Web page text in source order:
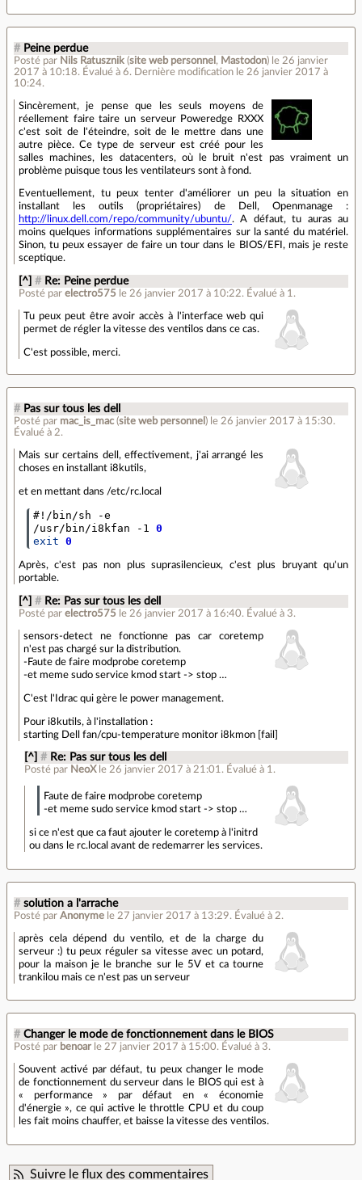
# Peine perdue
Posté par Nils Ratusznik (site web personnel , Mastodon) le 26 janvier
2017 à 10:18. Évalué à 6. Dernière modification le 26 janvier 2017 à
10:24.
Sincèrement, je pense que les seuls moyens de
réellement faire taire un serveur Poweredge RXXX
c'est soit de l'éteindre, soit de le mettre dans une
autre pièce. Ce type de serveur est créé pour les
salles machines, les datacenters, où le bruit n'est pas vraiment un
problème puisque tous les ventilateurs sont à fond.
Eventuellement, tu peux tenter d'améliorer un peu la situation en
installant les outils (propriétaires) de Dell, Openmanage :
http://linux.dell.com/repo/community/ubuntu/. A défaut, tu auras au
moins quelques informations supplémentaires sur la santé du matériel.
Sinon, tu peux essayer de faire un tour dans le BIOS/EFI, mais je reste
sceptique.
[^] # Re: Peine perdue
Posté parelectro575 le 26 janvier 2017 à 10:22. Évalué à 1 .
Tu peux peut être avoir accès à l'interface web qui
permet de régler la vitesse des ventilos dans ce cas.
C'est possible, merci.
# Pas sur tous les dell
Posté par mac_is_mac(site web personnel ) le 26 janvier 2017 à 15:30.
Évalué à 2.
Mais sur certains dell, effectivement, j'ai arrangé les
choses en installant i8kutils,
et en mettant dans /etc/rc.local
#!/bin/sh -e
/usr/bin/i8kfan -1 0
exit 0
Après, c'est pas non plus suprasilencieux, c'est plus bruyant qu'un
portable.
[^] # Re: Pas sur tous les dell
Posté parelectro575 le 26 janvier 2017 à 16:40. Évalué à 3.
sensors-detect ne fonctionne pas car coretemp
n'est pas chargé sur la distribution.
-Faute de faire modprobe coretemp
-et meme sudo service kmod start -> stop …
C'est l'Idrac qui gère le power management.
Pour i8kutils, à l'installation :
starting Dell fan/cpu-temperature monitor i8kmon [fail]
[^] # Re: Pas sur tous les dell
Posté par NeoX le 26 janvier 2017 à 21:01 . Évalué à 1 .
Faute de faire modprobe coretemp
-et meme sudo service kmod start -> stop …
si ce n'est que ca faut ajouter le coretemp à l'initrd
ou dans le rc.local avant de redemarrer les services.
# solution a l'arrache
Posté par Anonyme le 27 janvier 2017 à 13:29. Évalué à 2.
après cela dépend du ventilo, et de la charge du
serveur :) tu peux réguler sa vitesse avec un potard,
pour la maison je le branche sur le 5V et ca tourne
trankilou mais ce n'est pas un serveur
# Changer le mode de fonctionnement dans le BIOS
Posté par benoar le 27 janvier 2017 à 15:00. Évalué à 3.
Souvent activé par défaut, tu peux changer le mode
de fonctionnement du serveur dans le BIOS qui est à
« performance » par défaut en « économie
d'énergie », ce qui active le throttle CPU et du coup
les fait moins chauffer, et baisse la vitesse des ventilos.
Suivre le flux des commentaires